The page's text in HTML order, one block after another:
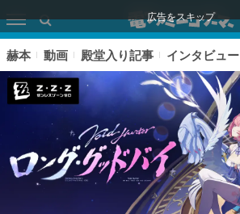
広告をスキップ
赫本 動画 殿堂入り記事 インタビュー